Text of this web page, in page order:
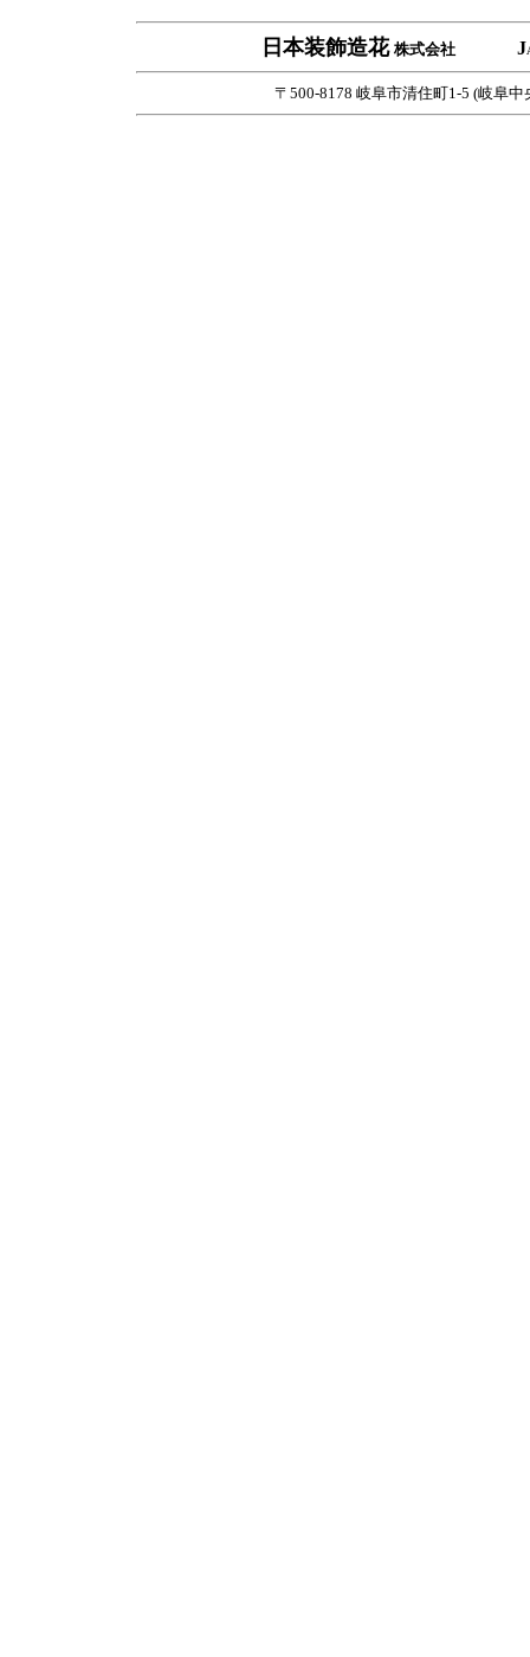
日本装飾造花 株式会社 J
〒500-8178 岐阜市清住町1-5 (岐阜